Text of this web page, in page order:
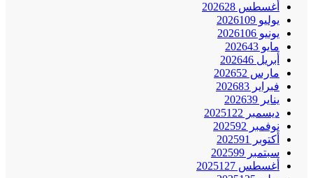
أغسطس 2026 28
يوليو 2026 109
يونيو 2026 106
مايو 2026 43
أبريل 2026 46
مارس 2026 52
فبراير 2026 83
يناير 2026 39
ديسمبر 2025 122
نوفمبر 2025 92
أكتوبر 2025
91
سبتمبر 2025 99
أغسطس 2025 127